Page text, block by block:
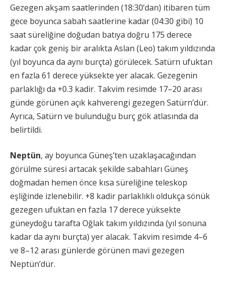
Gezegen akşam saatlerinden (18:30’dan) itibaren tüm
gece boyunca sabah saatlerine kadar (04:30 gibi) 10
saat süreliğine doğudan batıya doğru 175 derece
kadar çok geniş bir aralıkta Aslan (Leo) takım yıldızında
(yıl boyunca da aynı burçta) görülecek. Satürn ufuktan
en fazla 61 derece yüksekte yer alacak. Gezegenin
parlaklığı da +0.3 kadir. Takvim resimde 17–20 arası
günde görünen açık kahverengi gezegen Satürn’dür.
Ayrıca, Satürn ve bulunduğu burç gök atlasında da
belirtildi.
Neptün, ay boyunca Güneş’ten uzaklaşacağından
görülme süresi artacak şekilde sabahları Güneş
doğmadan hemen önce kısa süreliğine teleskop
eşliğinde izlenebilir. +8 kadir parlaklıklı oldukça sönük
gezegen ufuktan en fazla 17 derece yüksekte
güneydoğu tarafta Oğlak takım yıldızında (yıl sonuna
kadar da aynı burçta) yer alacak. Takvim resimde 4–6
ve 8–12 arası günlerde görünen mavi gezegen
Neptün’dür.